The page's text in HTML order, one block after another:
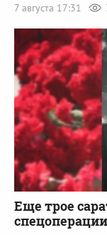
7 августа 17:31
Еще трое